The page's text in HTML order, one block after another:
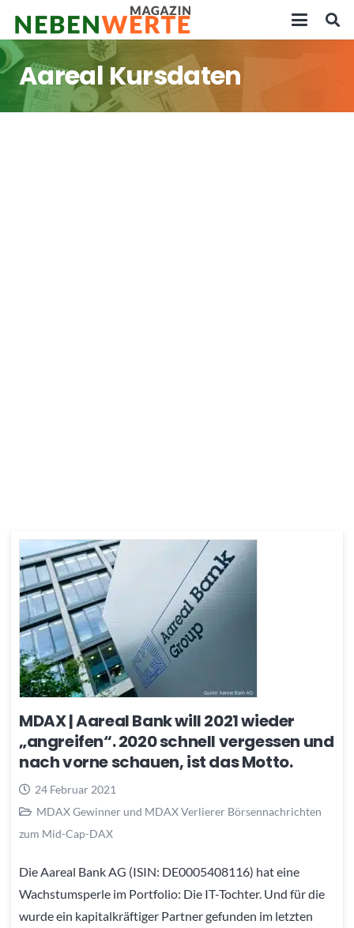
Aareal Kursdaten
MDAX | Aareal Bank will 2021 wieder
„angreifen“. 2020 schnell vergessen und
nach vorne schauen, ist das Motto.
24 Februar 2021
MDAX Gewinner und MDAX Verlierer Börsennachrichten
zum Mid-Cap-DAX
Die Aareal Bank AG (ISIN: DE0005408116) hat eine
Wachstumsperle im Portfolio: Die IT-Tochter. Und für die
wurde ein kapitalkräftiger Partner gefunden im letzten